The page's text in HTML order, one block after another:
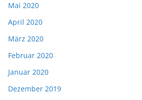
Mai 2020
April 2020
März 2020
Februar 2020
Januar 2020
Dezember 2019